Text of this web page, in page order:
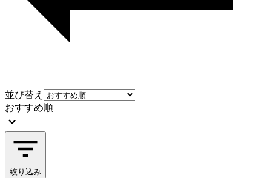
並び替え
おすすめ順
絞り込み